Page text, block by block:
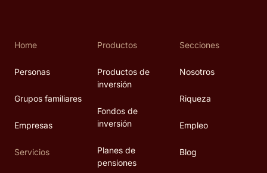
Home
Personas
Grupos familiares
Empresas
Servicios
Productos
Productos de
inversión
Fondos de
inversión
Planes de
pensiones
Secciones
Nosotros
Riqueza
Empleo
Blog